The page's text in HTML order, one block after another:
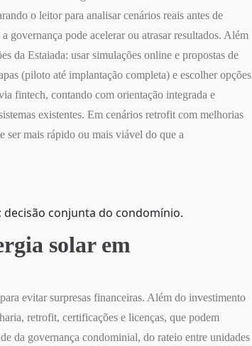
o leitor para analisar cenários reais antes de
governança pode acelerar ou atrasar resultados. Além
da Estaiada: usar simulações online e propostas de
(piloto até implantação completa) e escolher opções
fintech, contando com orientação integrada e
existentes. Em cenários retrofit com melhorias
ser mais rápido ou mais viável do que a
conjunta do condomínio.
solar em
evitar surpresas financeiras. Além do investimento
retrofit, certificações e licenças, que podem
da governança condominial, do rateio entre unidades